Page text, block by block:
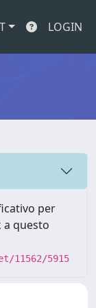
LOGIN
per
a questo
11562/5915